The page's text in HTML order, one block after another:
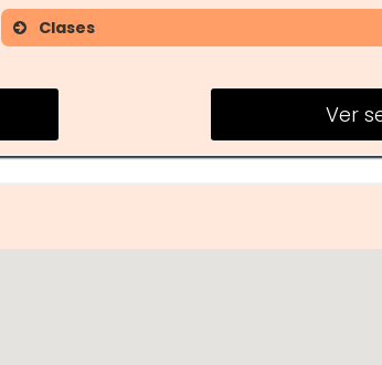
Clases
Yoga
Ver